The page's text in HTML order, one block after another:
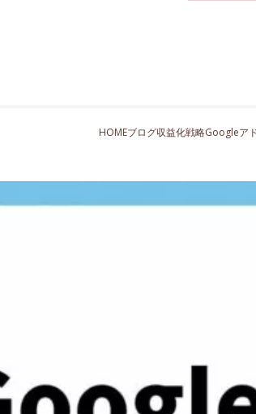
HOMEブログ収益化戦略Googleア